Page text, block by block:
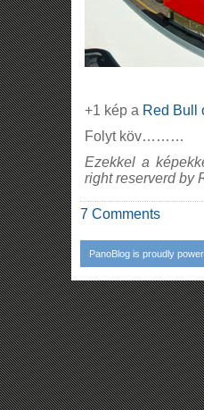
+1 kép a Red Bull
Folyt köv………
Ezekkel a
right reserverd by
7 Comments
PanoBlog is proudly